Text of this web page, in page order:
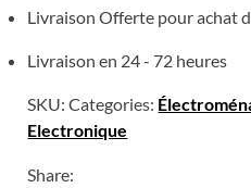
Livraison Offerte pour achat
Livraison en 24 - 72 heures
SKU:Categories:
Electronique
Share: